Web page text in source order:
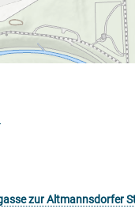
zur Altmannsdorfer